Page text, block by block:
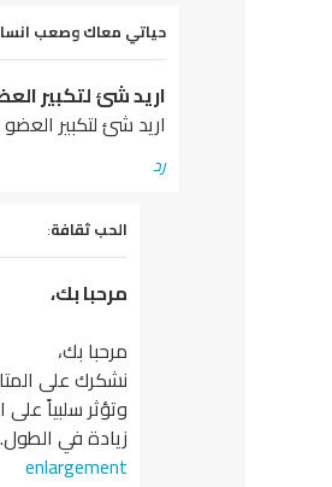
يقول
حياتي معاك وصعب
اريد شئ لتكبير
اريد شئ لتكبير
رد
يقول
الحب ثقافة:
مرحبا بك،
مرحبا بك،
نشكرك على
زيادة في
enlargement